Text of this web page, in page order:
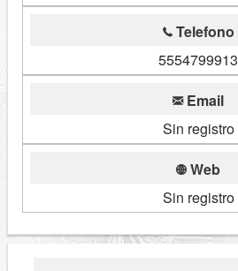
Telefono
5554799913
Email
Sin registro
Web
Sin registro